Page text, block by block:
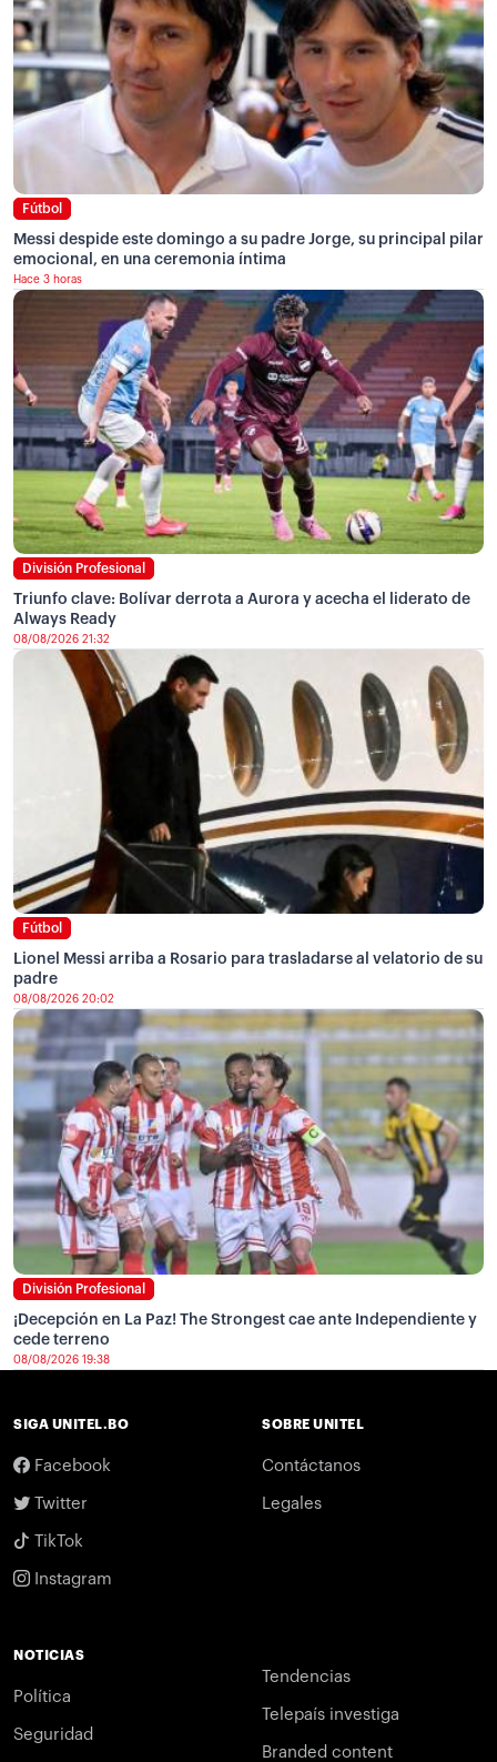
Fútbol
Messi despide este domingo a su padre Jorge, su principal pilar
emocional, en una ceremonia íntima
Hace 3 horas
División Profesional
Triunfo clave: Bolívar derrota a Aurora y acecha el liderato de
Always Ready
08/08/2026 21:32
Fútbol
Lionel Messi arriba a Rosario para trasladarse al velatorio de su
padre
08/08/2026 20:02
División Profesional
¡Decepción en La Paz! The Strongest cae ante Independiente y
cede terreno
08/08/2026 19:38
SIGA UNITEL.BO
Facebook
Twitter
TikTok
Instagram
SOBRE UNITEL
Contáctanos
Legales
NOTICIAS
Política
Seguridad
Tendencias
Telepaís investiga
Branded content